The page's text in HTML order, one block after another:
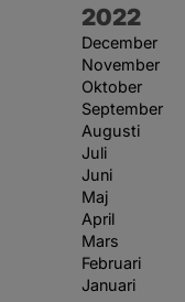
År:
2022
December
November
Oktober
September
Augusti
Juli
Juni
Maj
April
Mars
Februari
Januari